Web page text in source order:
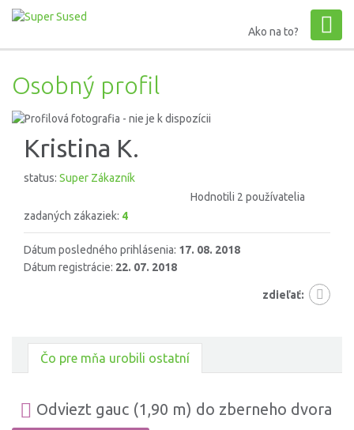
Ako na to?
Osobný profil
Kristina K.
status: Super Zákazník
Hodnotili 2 používatelia
zadaných zákaziek: 4
Dátum posledného prihlásenia: 17. 08. 2018
Dátum registrácie: 22. 07. 2018
zdieľať:
Čo pre mňa urobili ostatní
Odviezt gauc (1,90 m) do zberneho dvora